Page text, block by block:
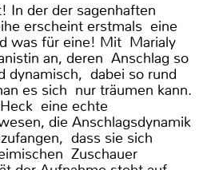
In der der sagenhaften
erscheint erstmals eine
was für eine! Mit Marialy
an, deren Anschlag so
dynamisch, dabei so rund
es sich nur träumen kann.
eine echte
die Anschlagsdynamik
dass sie sich
Zuschauer